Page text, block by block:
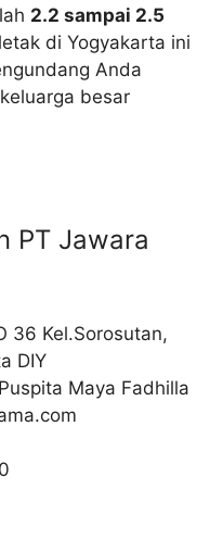
2.2 sampai 2.5
di Yogyakarta ini
Anda
besar
PT Jawara
36 Kel.Sorosutan,
DIY
Maya Fadhilla